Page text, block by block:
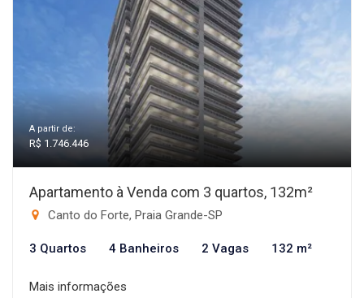
A partir de:
R$ 1.746.446
Apartamento à Venda com 3 quartos, 132m²
Canto do Forte, Praia Grande-SP
3 Quartos 4 Banheiros 2 Vagas 132 m²
Mais informações